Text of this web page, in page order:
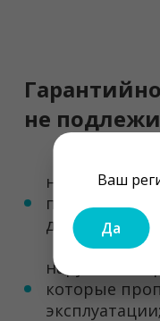
Ваш
Да
не
нарушение
документе;
нарушение
которые
эксплуатации;